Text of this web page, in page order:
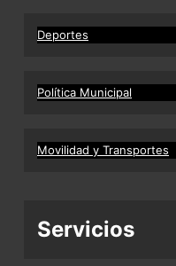
Deportes
Política Municipal
Movilidad y Transportes
Servicios